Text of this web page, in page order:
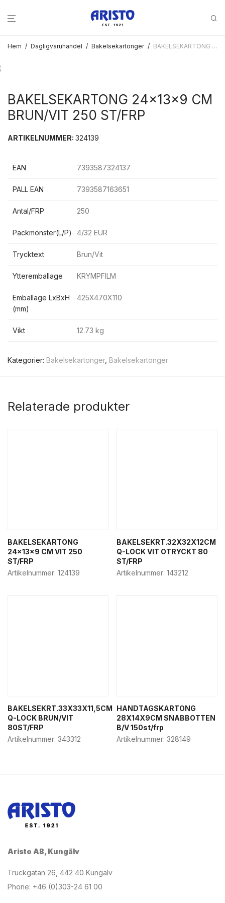
Hem / Dagligvaruhandel / Bakelsekartonger / BAKELSEKARTONG 24x13x9 CM BRUN/VIT 250 ST/FRP
BAKELSEKARTONG 24x13x9 CM
BRUN/VIT 250 ST/FRP
ARTIKELNUMMER: 324139
EAN 7393587324137
PALL EAN 7393587163651
Antal/FRP 250
Packmönster(L/P) 4/32 EUR
Trycktext Brun/Vit
Ytteremballage KRYMPFILM
Emballage LxBxH
(mm)
425X470X110
Vikt 12.73 kg
Kategorier: Bakelsekartonger, Bakelsekartonger
Relaterade produkter
BAKELSEKARTONG
24x13x9 CM VIT 250
ST/FRP
Artikelnummer: 124139
BAKELSEKRT.32X32X12CM
Q-LOCK VIT OTRYCKT 80
ST/FRP
Artikelnummer: 143212
BAKELSEKRT.33X33X11,5CM
Q-LOCK BRUN/VIT
80ST/FRP
Artikelnummer: 343312
HANDTAGSKARTONG
28X14X9CM SNABBOTTEN
B/V 150st/frp
Artikelnummer: 328149
Aristo AB, Kungälv
Truckgatan 26, 442 40 Kungälv
Phone: +46 (0)303-24 61 00